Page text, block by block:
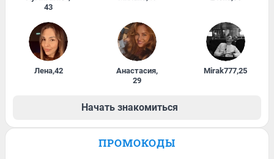
43
Лена,42 Анастасия,
29
Mirak777,25
Начать знакомиться
ПРОМОКОДЫ